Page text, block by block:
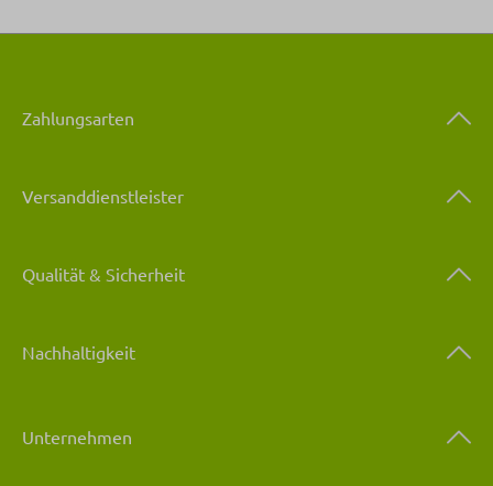
Zahlungsarten
Versanddienstleister
Qualität & Sicherheit
Nachhaltigkeit
Unternehmen